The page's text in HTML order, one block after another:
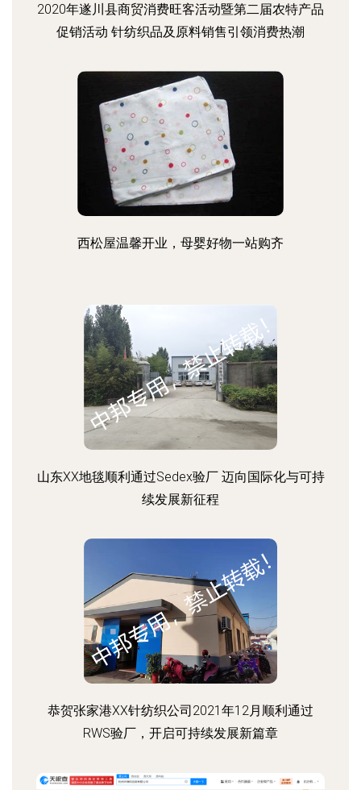
2020年遂川县商贸消费旺客活动暨第二届农特产品
促销活动 针纺织品及原料销售引领消费热潮
西松屋温馨开业，母婴好物一站购齐
山东XX地毯顺利通过Sedex验厂 迈向国际化与可持
续发展新征程
恭贺张家港XX针纺织公司2021年12月顺利通过
RWS验厂，开启可持续发展新篇章